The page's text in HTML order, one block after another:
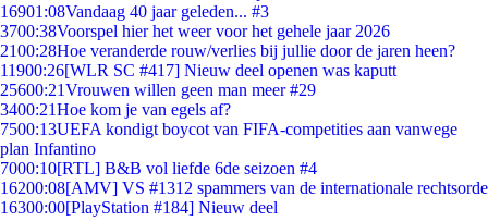
16901:08Vandaag 40 jaar geleden... #3
3700:38Voorspel hier het weer voor het gehele jaar 2026
2100:28Hoe veranderde rouw/verlies bij jullie door de jaren heen?
11900:26[WLR SC #417] Nieuw deel openen was kaputt
25600:21Vrouwen willen geen man meer #29
3400:21Hoe kom je van egels af?
7500:13UEFA kondigt boycot van FIFA-competities aan vanwege
plan Infantino
7000:10[RTL] B&B vol liefde 6de seizoen #4
16200:08[AMV] VS #1312 spammers van de internationale rechtsorde
16300:00[PlayStation #184] Nieuw deel